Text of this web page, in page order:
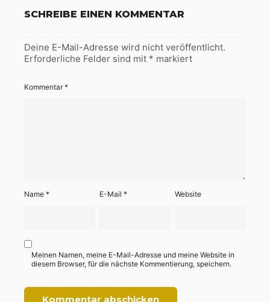
SCHREIBE EINEN KOMMENTAR
Deine E-Mail-Adresse wird nicht veröffentlicht.
Erforderliche Felder sind mit * markiert
Kommentar*
Name * E-Mail* Website
Meinen Namen, meine E-Mail-Adresse und meine Website in
diesem Browser, für die nächste Kommentierung, speichern.